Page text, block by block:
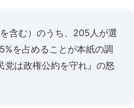
含む）のうち、205人が選
を占めることが本紙の調
党は政権公約を守れ』の怒